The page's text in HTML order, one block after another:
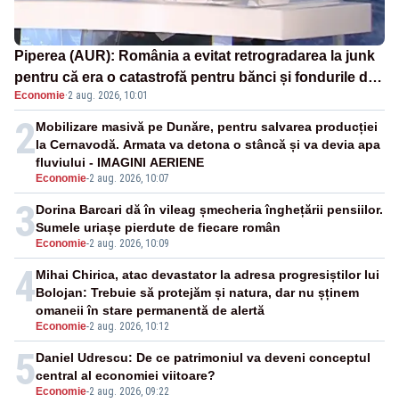
Piperea (AUR): România a evitat retrogradarea la junk
pentru că era o catastrofă pentru bănci și fondurile de
pensii
Economie·2 aug. 2026, 10:01
2
Economie-2 aug. 2026, 10:07
Mobilizare masivă pe Dunăre, pentru salvarea producției
la Cernavodă. Armata va detona o stâncă și va devia apa
fluviului - IMAGINI AERIENE
3 Economie-2 aug. 2026, 10:09
Dorina Barcari dă în vileag șmecheria înghețării pensiilor.
Sumele uriașe pierdute de fiecare român
4
Economie-2 aug. 2026, 10:12
Mihai Chirica, atac devastator la adresa progresiștilor lui
Bolojan: Trebuie să protejăm și natura, dar nu șținem
omaneii în stare permanentă de alertă
5 Economie-2 aug. 2026, 09:22
Daniel Udrescu: De ce patrimoniul va deveni conceptul
central al economiei viitoare?